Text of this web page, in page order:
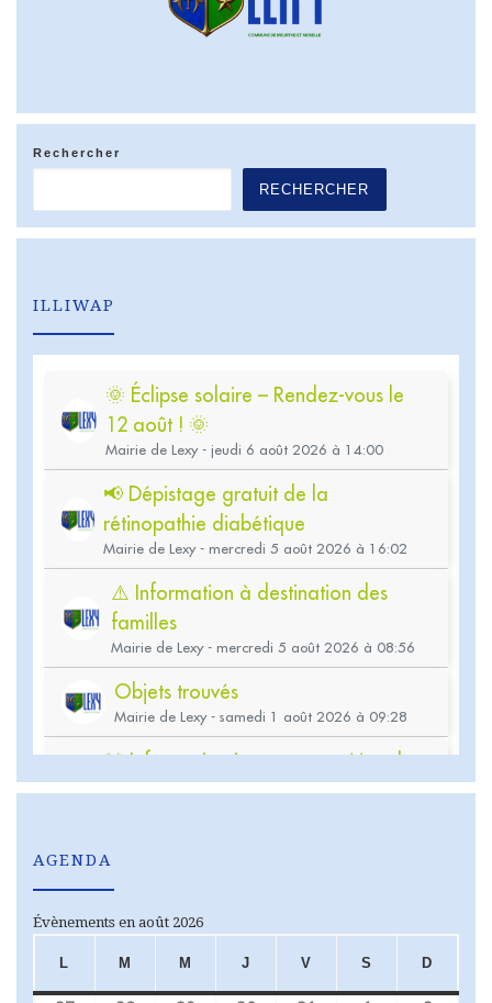
Rechercher
RECHERCHER
ILLIWAP
AGENDA
Évènements en août 2026
L LUNDIM MARDI
M MERCREDI
J JEUDIV VENDREDI
S SAMEDI
D